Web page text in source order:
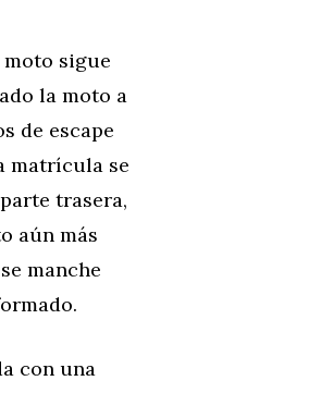
moto sigue
la moto a
de escape
matrícula se
trasera,
aún más
manche
con una